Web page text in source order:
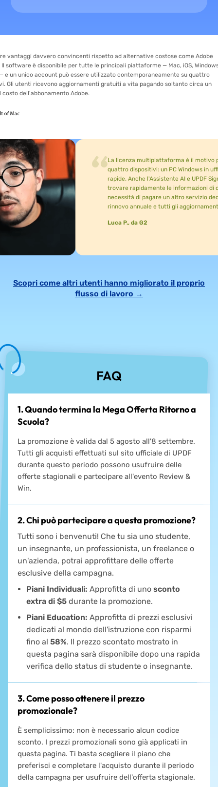
davvero convincenti rispetto ad alternative costose come Adobe
disponibile per tutte le principali piattaforme — Mac, iOS, Windows e
account può essere utilizzato contemporaneamente su quattro
aggiornamenti gratuiti a vita pagando soltanto circa un
Adobe.
La licenza multipiattaforma è il motivo principale
quattro dispositivi: un PC Windows in ufficio, un
rapide. Anche l'Assistente AI e UPDF Sign si
trovare rapidamente le informazioni di cui ho
necessità di pagare un altro servizio dedicato
rinnovo annuale e tutti gli aggiornamenti futuri
Luca P., da G2
Scopri come altri utenti hanno migliorato il proprio
flusso di lavoro →
FAQ
1. Quando termina la Mega Offerta Ritorno a
Scuola?
La promozione è valida dal 5 agosto all'8 settembre.
Tutti gli acquisti effettuati sul sito ufficiale di UPDF
durante questo periodo possono usufruire delle
offerte stagionali e partecipare all'evento Review &
Win.
2. Chi può partecipare a questa promozione?
Tutti sono i benvenuti! Che tu sia uno studente,
un insegnante, un professionista, un freelance o
un'azienda, potrai approfittare delle offerte
esclusive della campagna.
Piani Individuali: Approfitta di uno sconto
extra di $5 durante la promozione.
Piani Education: Approfitta di prezzi esclusivi
dedicati al mondo dell'istruzione con risparmi
fino al 58%. Il prezzo scontato mostrato in
questa pagina sarà disponibile dopo una rapida
verifica dello status di studente o insegnante.
3. Come posso ottenere il prezzo
promozionale?
È semplicissimo: non è necessario alcun codice
sconto. I prezzi promozionali sono già applicati in
questa pagina. Ti basta scegliere il piano che
preferisci e completare l'acquisto durante il periodo
della campagna per usufruire dell'offerta stagionale.